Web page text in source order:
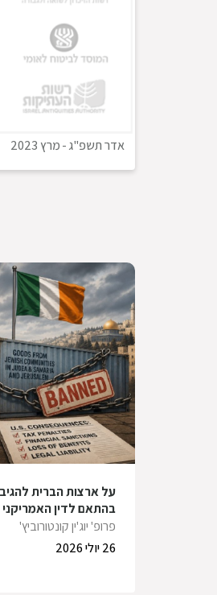
אדר תשפ"ג-מרץ 2023
על ארצות הברית
בהתאם לדין
פרופ' יוג'ין קונטורוביץ'
26 יולי 2026